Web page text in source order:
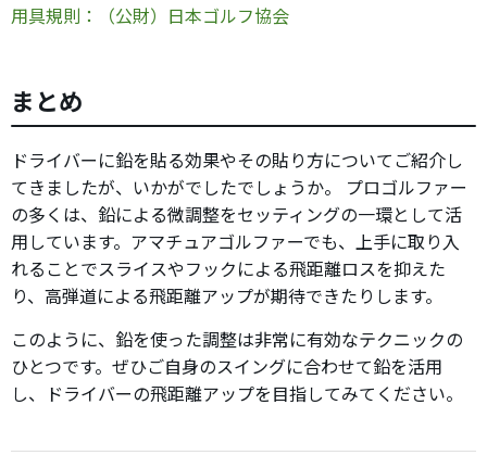
用具規則：（公財）日本ゴルフ協会
まとめ
ドライバーに鉛を貼る効果やその貼り方についてご紹介し
てきましたが、いかがでしたでしょうか。 プロゴルファー
の多くは、鉛による微調整をセッティングの一環として活
用しています。アマチュアゴルファーでも、上手に取り入
れることでスライスやフックによる飛距離ロスを抑えた
り、高弾道による飛距離アップが期待できたりします。
このように、鉛を使った調整は非常に有効なテクニックの
ひとつです。ぜひご自身のスイングに合わせて鉛を活用
し、ドライバーの飛距離アップを目指してみてください。